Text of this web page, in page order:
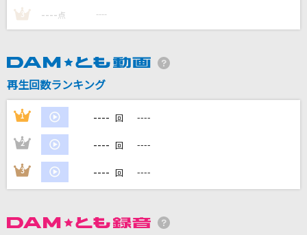
Subtitle
[生音]季節の中で
松山千春
DAMの新曲・ランキングなど
3 ---- 点 ----
再生回数ランキング
1 ---- 回 ----
2 ---- 回 ----
3 ---- 回 ----